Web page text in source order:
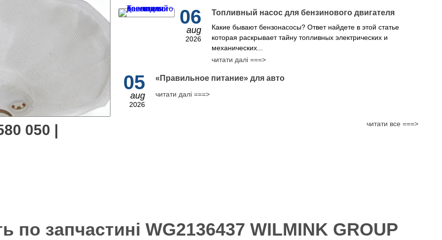
050 |
06
aug
2026
Топливный насос для бензинового двигателя
Какие бывают бензонасосы? Ответ найдете в этой статье
которая раскрывает тайну топливных электрических и
механических...
читати далі ===>
05
aug
2026
​«Правильное питание» для авто
читати далі ===>
читати все ===>
по запчастині WG2136437 WILMINK GROUP